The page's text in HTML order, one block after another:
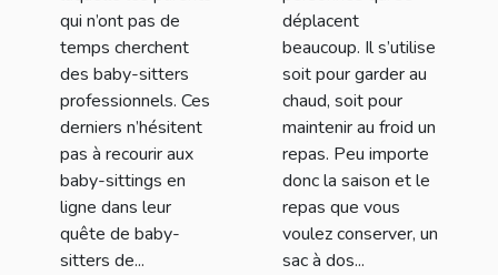
qui n’ont pas de
temps cherchent
des baby-sitters
professionnels. Ces
derniers n’hésitent
pas à recourir aux
baby-sittings en
ligne dans leur
quête de baby-
sitters de...
déplacent
beaucoup. Il s’utilise
soit pour garder au
chaud, soit pour
maintenir au froid un
repas. Peu importe
donc la saison et le
repas que vous
voulez conserver, un
sac à dos...